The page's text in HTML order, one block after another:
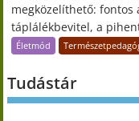
megközelíthető: fontos
táplálékbevitel, a
Életmód
Tudástár